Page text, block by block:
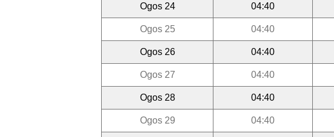
Ogos 24 04:40
Ogos 25 04:40
Ogos 26 04:40
Ogos 27 04:40
Ogos 28 04:40
Ogos 29 04:40